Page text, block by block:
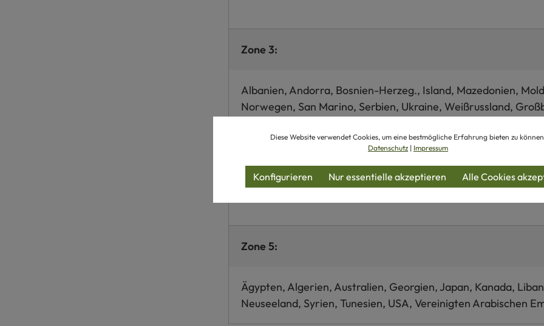
Zone 3:
Albanien, Andorra, Bosnien-Herzeg., Island, Mazedonien,
Norwegen, San Marino, Serbien, Ukraine, Weißrussland,
Israel, Russische Föderation, Türkei
Zone 5:
Ägypten, Algerien, Australien, Georgien, Japan, Kanada,
Neuseeland, Syrien, Tunesien, USA, Vereinigten Arabischen
Diese Website verwendet Cookies, um eine bestmögliche Erfahrung bieten zu
Datenschutz | Impressum
Nur essentielle akzeptieren
Konfigurieren Alle Cookies